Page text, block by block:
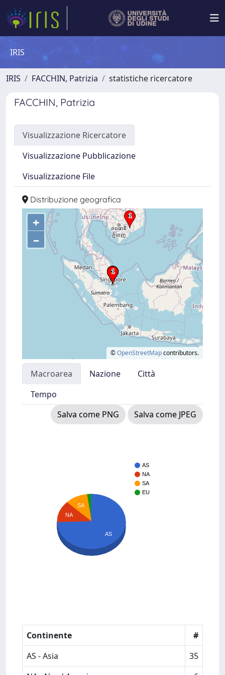
IRIS
IRIS FACCHIN, Patrizia statistiche ricercatore
FACCHIN, Patrizia
Visualizzazione Ricercatore
Visualizzazione Pubblicazione
Visualizzazione File
Distribuzione geografica
+
–
©OpenStreetMapcontributors.
Macroarea Nazione
Città
Tempo
Salva come PNG
Salva come JPEG
AS
NA
SA
EU
SA
NA
AS
Continente
#
AS - Asia
35